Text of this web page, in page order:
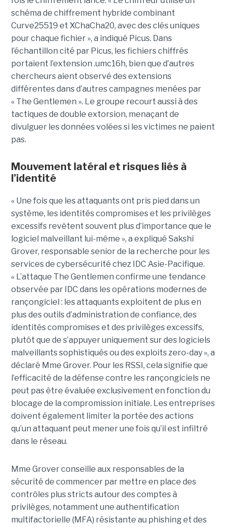
schéma de chiffrement hybride combinant
Curve25519 et XChaCha20, avec des clés uniques
pour chaque fichier », a indiqué Picus. Dans
l’échantillon cité par Picus, les fichiers chiffrés
portaient l’extension .umc16h, bien que d’autres
chercheurs aient observé des extensions
différentes dans d’autres campagnes menées par
« The Gentlemen ». Le groupe recourt aussi à des
tactiques de double extorsion, menaçant de
divulguer les données volées si les victimes ne paient
pas.
Mouvement latéral et risques liés à
l’identité
« Une fois que les attaquants ont pris pied dans un
système, les identités compromises et les privilèges
excessifs revêtent souvent plus d’importance que le
logiciel malveillant lui-même », a expliqué Sakshi
Grover, responsable senior de la recherche pour les
services de cybersécurité chez IDC Asie-Pacifique.
« L’attaque The Gentlemen confirme une tendance
observée par IDC dans les opérations modernes de
rançongiciel : les attaquants exploitent de plus en
plus des outils d’administration de confiance, des
identités compromises et des privilèges excessifs,
plutôt que de s’appuyer uniquement sur des logiciels
malveillants sophistiqués ou des exploits zero-day », a
déclaré Mme Grover. Pour les RSSI, cela signifie que
l’efficacité de la défense contre les rançongiciels ne
peut pas être évaluée exclusivement en fonction du
blocage de la compromission initiale. Les entreprises
doivent également limiter la portée des actions
qu’un attaquant peut mener une fois qu’il est infiltré
dans le réseau.
Mme Grover conseille aux responsables de la
sécurité de commencer par mettre en place des
contrôles plus stricts autour des comptes à
privilèges, notamment une authentification
multifactorielle (MFA) résistante au phishing et des